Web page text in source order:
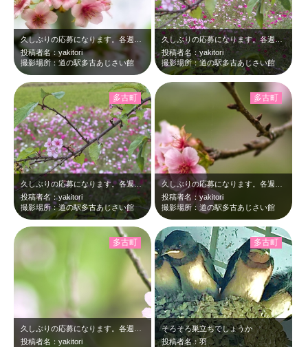
投稿者名：yakitori
撮影場所：道の駅多古あじさい館
久しぶりの応募になります。各週で、山登りに行って、写真編集してと、なかなか県内…
投稿者名：yakitori
撮影場所：道の駅多古あじさい館
久しぶりの応募になります。各週で、山登りに行って、写真編集してと、なかなか県内…
投稿者名：yakitori
撮影場所：道の駅多古あじさい館
多古町
投稿者名：yakitori
撮影場所：道の駅多古あじさい館
多古町
投稿者名：yakitori
多古町
そろそろ巣立ちでしょうか
投稿者名：羽
多古町